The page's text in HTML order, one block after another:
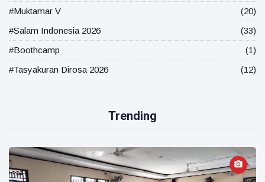
#Muktamar V
(20)
#Salam Indonesia 2026
(33)
#Boothcamp
(1)
#Tasyakuran Dirosa 2026
(12)
Trending